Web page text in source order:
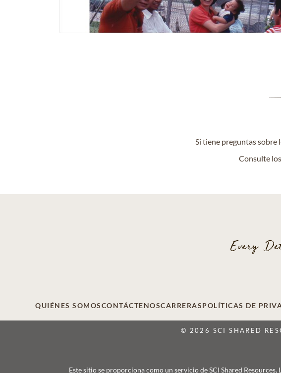
Si tiene preguntas
Consulte
QUIÉNES SOMOSCONTÁCTENOSCARRERASPOLÍTICAS DE
© 2026 SCI SHARED
Este sitio se proporciona como un servicio de SCI Shared